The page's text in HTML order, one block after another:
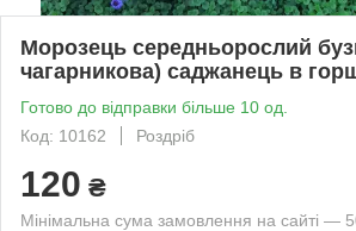
Морозець середньорослий
чагарникова) саджанець в
Готово до відправки більше 10 од.
Код: 10162
Роздріб
120 ₴
Мінімальна сума замовлення на сайті —